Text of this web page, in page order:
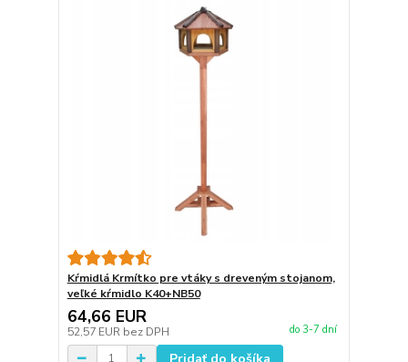
Kŕmidlá Krmítko pre vtáky s dreveným stojanom,
veľké kŕmidlo K40+NB50
64,66 EUR
52,57 EUR bez DPH do 3-7 dní
Pridať do košíka